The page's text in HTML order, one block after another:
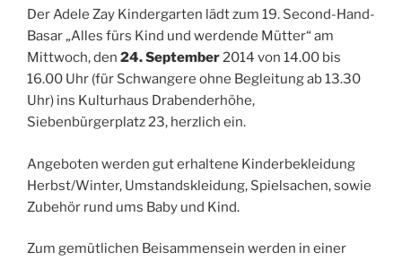
Der Adele Zay Kindergarten lädt zum 19. Second-Hand-
Basar „Alles fürs Kind und werdende Mütter“ am
Mittwoch, den 24. September2014 von 14.00 bis
16.00 Uhr (für Schwangere ohne Begleitung ab 13.30
Uhr) ins Kulturhaus Drabenderhöhe,
Siebenbürgerplatz 23, herzlich ein.
Angeboten werden gut erhaltene Kinderbekleidung
Herbst/Winter, Umstandskleidung, Spielsachen, sowie
Zubehör rund ums Baby und Kind.
Zum gemütlichen Beisammensein werden in einer